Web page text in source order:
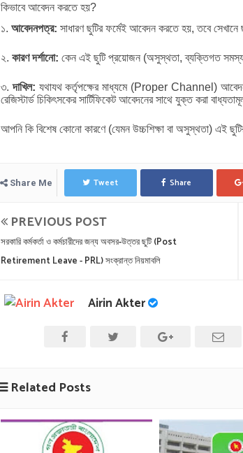
কিভাবে আবেদন করতে হয়?
১. আবেদনপত্র: সাধারণ ছুটির ফর্মেই আবেদন করতে হয়, তবে
২. কারণ দর্শানো: কেন এই ছুটি প্রয়োজন (অসুস্থতা, ব্যক্তিগত সমস্যা
৩.দাখিল: যথাযথ কর্তৃপক্ষের মাধ্যমে (Proper Channel)
রেজিস্টার্ড চিকিৎসকের সার্টিফিকেট আবেদনের সাথে যুক্ত করা
আপনি কি বিশেষ কোনো কারণে (যেমন উচ্চশিক্ষা বা অসুস্থতা) এই
Share Me Tweet Share
PREVIOUS POST
সরকারি কর্মকর্তা ও কর্মচারীদের জন্য অবসর-উত্তর ছুটি (Post
Retirement Leave - PRL) সংক্রান্ত নিয়মাবলি
Airin Akter
Related Posts